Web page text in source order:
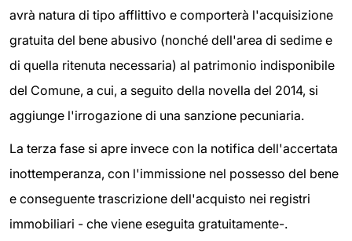
avrà natura di tipo afflittivo e comporterà l'acquisizione
gratuita del bene abusivo (nonché dell'area di sedime e
di quella ritenuta necessaria) al patrimonio indisponibile
del Comune, a cui, a seguito della novella del 2014, si
aggiunge l'irrogazione di una sanzione pecuniaria.
La terza fase si apre invece con la notifica dell'accertata
inottemperanza, con l'immissione nel possesso del bene
e conseguente trascrizione dell'acquisto nei registri
immobiliari - che viene eseguita gratuitamente-.